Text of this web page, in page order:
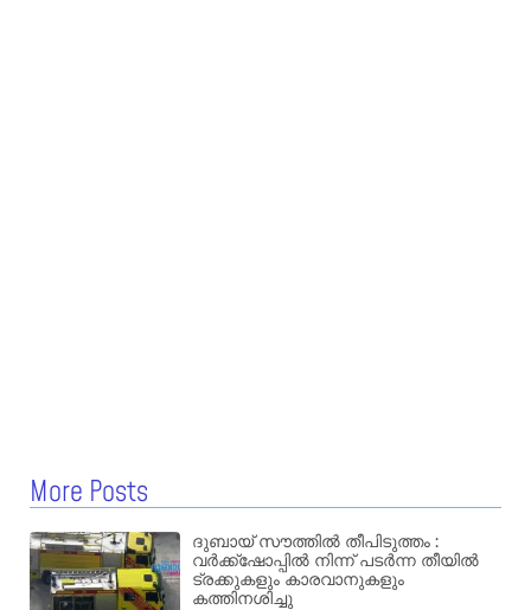
More Posts
ദുബായ് സൗത്തിൽ തീപിടുത്തം :
വർക്ക്‌ഷോപ്പിൽ നിന്ന് പടർന്ന തീയിൽ
ട്രക്കുകളും കാരവാനുകളും
കത്തിനശിച്ചു